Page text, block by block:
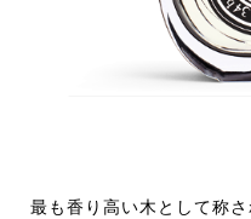
最も香り高い木として称